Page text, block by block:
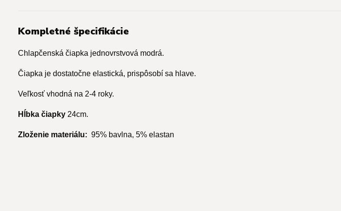
Kompletné špecifikácie
Chlapčenská čiapka jednovrstvová modrá.
Čiapka je dostatočne elastická, prispôsobí sa hlave.
Veľkosť vhodná na 2-4 roky.
Hĺbka čiapky 24cm.
Zloženie materiálu: 95% bavlna, 5% elastan